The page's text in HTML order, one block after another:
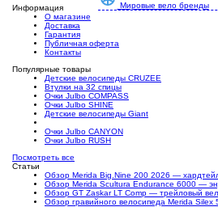
Мировые вело бренды
Информация
О магазине
Доставка
Гарантия
Публичная оферта
Контакты
Популярные товары
Детские велосипеды CRUZEE
Втулки на 32 спицы
Очки Julbo COMPASS
Очки Julbo SHINE
Детские велосипеды Giant
Очки Julbo CANYON
Очки Julbo RUSH
Посмотреть все
Статьи
Обзор Merida Big.Nine 200 2026 —
Обзор Merida Scultura Endurance 6000 —
Обзор GT Zaskar LT Comp — трейловый
Обзор гравийного велосипеда Merida Silex